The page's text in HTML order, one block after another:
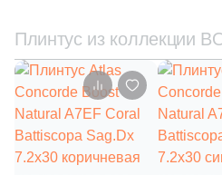
33x36 (5)
33x100 (39)
33x80 (155)
33x90 (83)
Плинтус из коллекции